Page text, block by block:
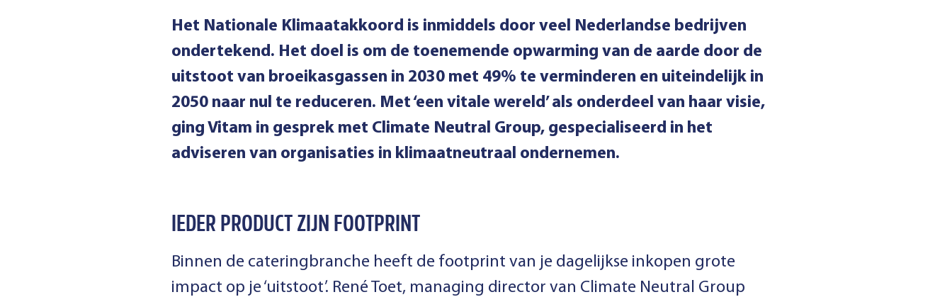
Het Nationale Klimaatakkoord is inmiddels door veel Nederlandse bedrijven
ondertekend. Het doel is om de toenemende opwarming van de aarde door de
uitstoot van broeikasgassen in 2030 met 49% te verminderen en uiteindelijk in
2050 naar nul te reduceren. Met ‘een vitale wereld’ als onderdeel van haar visie,
ging Vitam in gesprek met Climate Neutral Group, gespecialiseerd in het
adviseren van organisaties in klimaatneutraal ondernemen.
IEDER PRODUCT ZIJN FOOTPRINT
Binnen de cateringbranche heeft de footprint van je dagelijkse inkopen grote
impact op je ‘uitstoot’. René Toet, managing director van Climate Neutral Group